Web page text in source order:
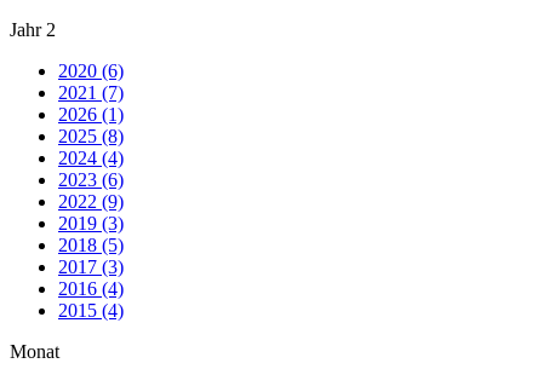
Jahr 2
2020 (6)
2021 (7)
2026 (1)
2025 (8)
2024 (4)
2023 (6)
2022 (9)
2019 (3)
2018 (5)
2017 (3)
2016 (4)
2015 (4)
Monat